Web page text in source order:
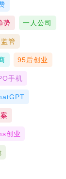
势 一人公司
管
95后创业
手机
创业